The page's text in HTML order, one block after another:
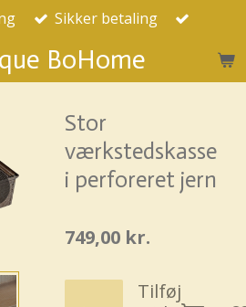
BoHome
Sikker betaling
Stor
værkstedskasse
i perforeret jern
749,00 kr.
Tilføj